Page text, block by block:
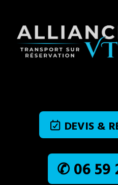
DEVIS &
✆ 06 59